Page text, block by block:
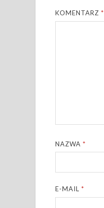
KOMENTARZ*
NAZWA*
E-MAIL*